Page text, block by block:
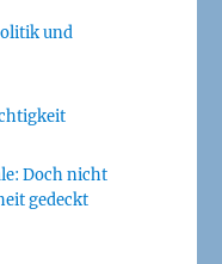
und
Doch nicht
gedeckt